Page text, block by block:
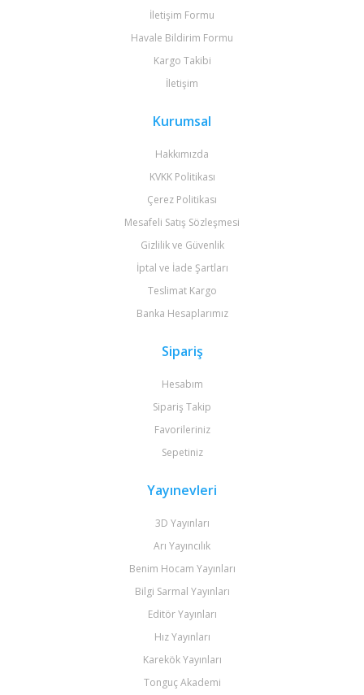
İletişim Formu
Havale Bildirim Formu
Kargo Takibi
İletişim
Kurumsal
Hakkımızda
KVKK Politikası
Çerez Politikası
Mesafeli Satış Sözleşmesi
Gizlilik ve Güvenlik
İptal ve İade Şartları
Teslimat Kargo
Banka Hesaplarımız
Sipariş
Hesabım
Sipariş Takip
Favorileriniz
Sepetiniz
Yayınevleri
3D Yayınları
Arı Yayıncılık
Benim Hocam Yayınları
Bilgi Sarmal Yayınları
Editör Yayınları
Hız Yayınları
Karekök Yayınları
Tonguç Akademi